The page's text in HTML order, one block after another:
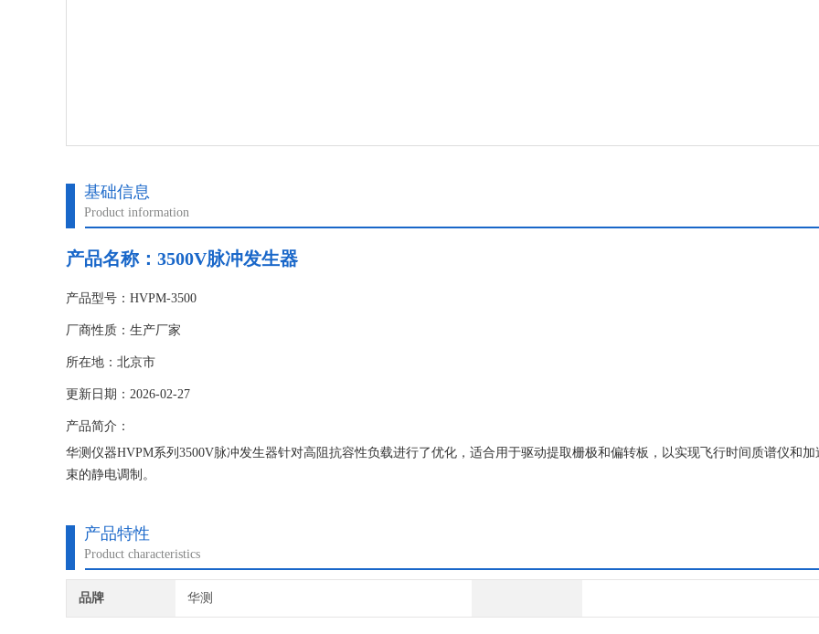
基础信息
Product information
产品名称： 3500V脉冲发生器
产品型号：HVPM-3500
厂商性质：生产厂家
所在地：北京市
更新日期：2026-02-27
产品简介：
华测仪器HVPM系列3500V脉冲发生器针对高阻抗容性负载进行了优化，适合用于驱动提取栅极和偏转板，以实现飞行时间质谱仪和加
束的静电调制。
产品特性
Product characteristics
品牌 华测